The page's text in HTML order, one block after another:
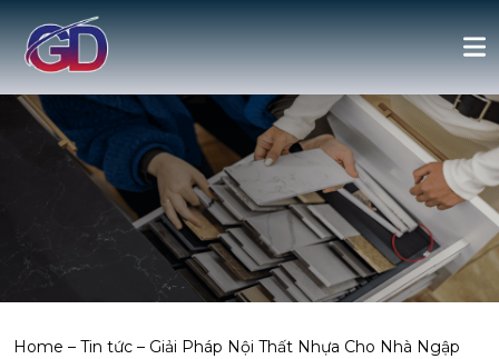
Home – Tin tức – Giải Pháp Nội Thất Nhựa Cho Nhà Ngập